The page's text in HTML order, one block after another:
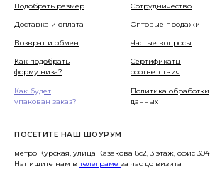
Подобрать размер
Доставка и оплата
Возврат и обмен
Сертификаты
соответствия
Оптовые продажи
Сотрудничество
Политика обработки
данных
Как подобрать
форму низа?
Частые вопросы
Как будет
упакован заказ?
ПОСЕТИТЕ НАШ ШОУРУМ
метро Курская, улица Казакова 8с2, 3 этаж, офис 304
Напишите нам в телеграме за час до визита